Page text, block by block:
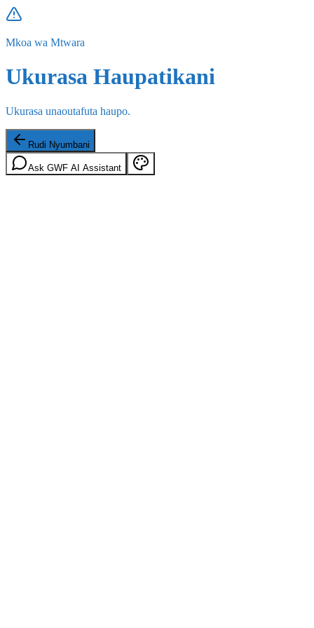
Mkoa wa Mtwara
Ukurasa Haupatikani
Ukurasa unaoutafuta haupo.
Rudi Nyumbani
Ask GWF AI Assistant